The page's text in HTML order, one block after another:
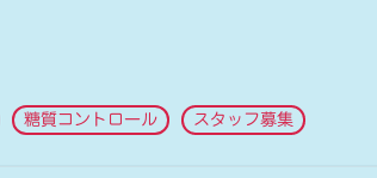
糖質コントロール スタッフ募集